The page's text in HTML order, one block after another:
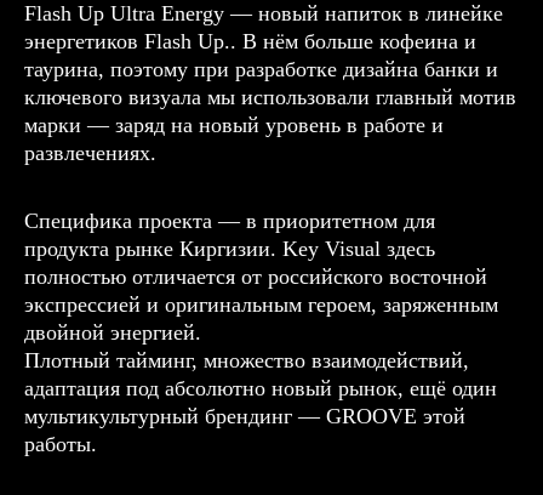
Flash Up Ultra Energy — новый напиток в линейке
энергетиков Flash Up.. В нём больше кофеина и
таурина, поэтому при разработке дизайна банки и
ключевого визуала мы использовали главный мотив
марки — заряд на новый уровень в работе и
развлечениях.
Специфика проекта — в приоритетном для
продукта рынке Киргизии. Key Visual здесь
полностью отличается от российского восточной
экспрессией и оригинальным героем, заряженным
двойной энергией.
Плотный тайминг, множество взаимодействий,
адаптация под абсолютно новый рынок, ещё один
мультикультурный брендинг — GROOVE этой
работы.